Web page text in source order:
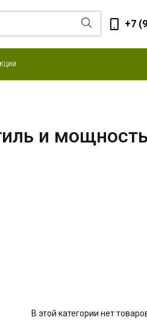
+7
и мощность
В этой категории нет